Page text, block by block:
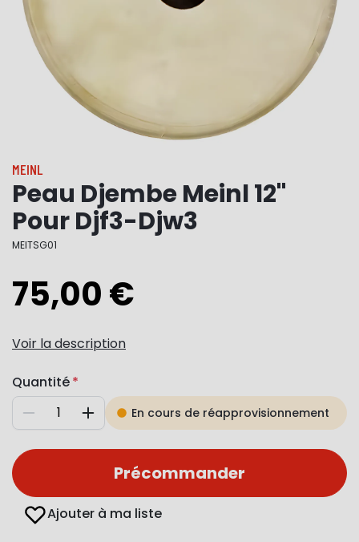
MEINL
Peau Djembe Meinl 12"
Pour Djf3-Djw3
MEITSG01
75,00 €
Voir la description
Quantité
Diminuer AugmenterEn cours de réapprovisionnement
Précommander
Ajouter à ma liste